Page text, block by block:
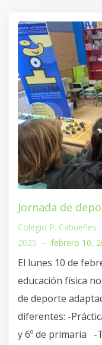
Jornada de
Colegio P. Cabueñes
2025 – febrero 10,
El lunes 10 de
educación física
de deporte
diferentes: -
y 6º de primaria -